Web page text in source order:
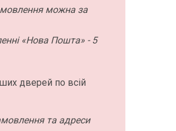
можна за
«Нова Пошта» - 5
дверей по всій
та адреси